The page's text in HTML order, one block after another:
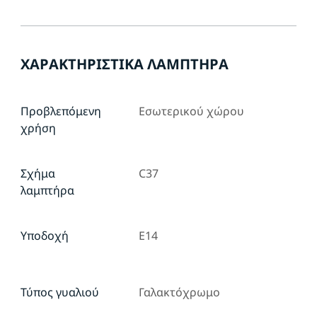
ΧΑΡΑΚΤΗΡΙΣΤΙΚΆ ΛΑΜΠΤΉΡΑ
Προβλεπόμενη
χρήση
Εσωτερικού χώρου
Σχήμα
λαμπτήρα
C37
Υποδοχή E14
Τύπος γυαλιού Γαλακτόχρωμο